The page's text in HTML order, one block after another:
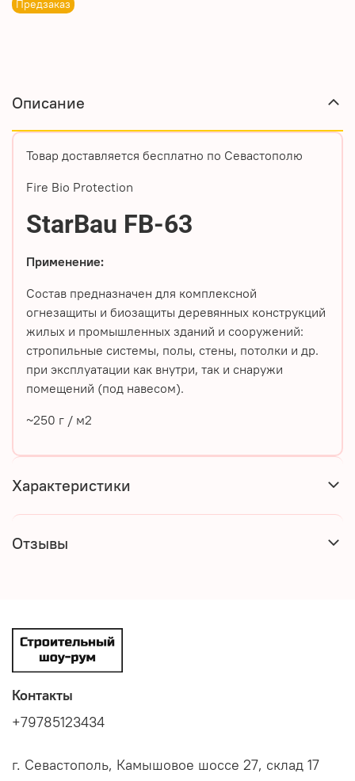
Предзаказ
Описание
Товар доставляется бесплатно по Севастополю
Fire Bio Protection
StarBau FB-63
Применение:
Состав предназначен для комплексной
огнезащиты и биозащиты деревянных конструкций
жилых и промышленных зданий и сооружений:
стропильные системы, полы, стены, потолки и др.
при эксплуатации как внутри, так и снаружи
помещений (под навесом).
~250 г / м2
Характеристики
Отзывы
Контакты
+79785123434
г. Севастополь, Камышовое шоссе 27, склад 17